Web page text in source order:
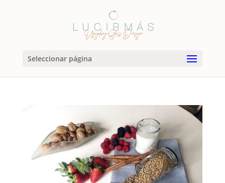
Seleccionar página